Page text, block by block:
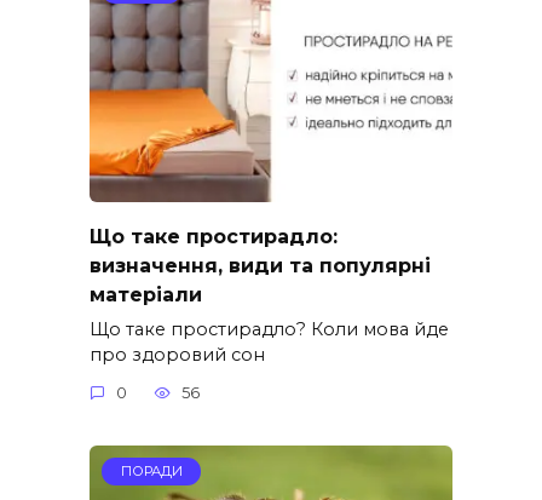
Що таке простирадло:
визначення, види та популярні
матеріали
Що таке простирадло? Коли мова йде
про здоровий сон
0 56
ПОРАДИ